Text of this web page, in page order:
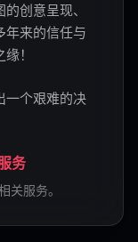
创意呈现、
年来的信任与
！
一个艰难的决
务
关服务。